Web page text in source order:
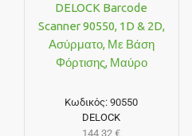
DELOCK Barcode
Scanner 90550, 1D & 2D,
Ασύρματο, Με Βάση
Φόρτισης, Μαύρο
Κωδικός:90550
DELOCK
144,32€